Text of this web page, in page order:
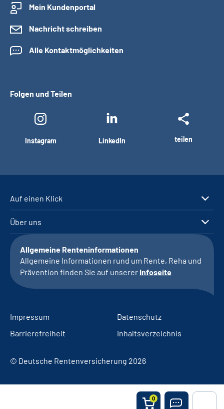
0
Mein Kundenportal
Nachricht schreiben
Alle Kontaktmöglichkeiten
Folgen und Teilen
Instagram LinkedIn teilen
Auf einen Klick
Über uns
Allgemeine Renteninformationen
Allgemeine Informationen rund um Rente, Reha und
Prävention finden Sie auf unserer Infoseite
Impressum
Datenschutz
Barrierefreiheit
Inhaltsverzeichnis
© Deutsche Rentenversicherung 2026